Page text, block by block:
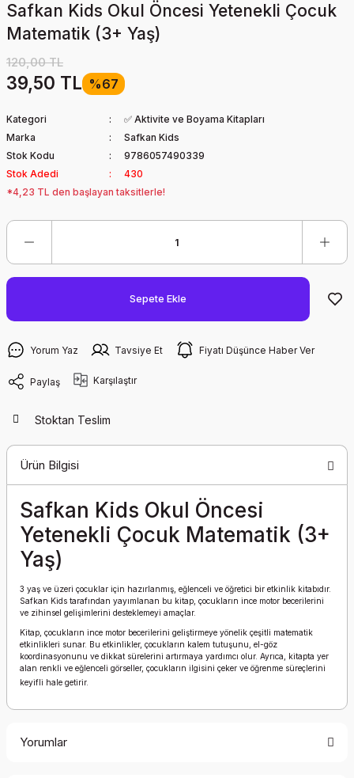
Safkan Kids Okul Öncesi Yetenekli Çocuk
Matematik (3+ Yaş)
120,00 TL
39,50 TL %67
Kategori
✅ Aktivite ve Boyama Kitapları
Marka
Safkan Kids
Stok Kodu
9786057490339
Stok Adedi
430
*4,23 TL den başlayan taksitlerle!
Sepete Ekle
Yorum Yaz Tavsiye Et Fiyatı Düşünce Haber Ver
Paylaş Karşılaştır
Stoktan Teslim
Ürün Bilgisi
Safkan Kids Okul Öncesi
Yetenekli Çocuk Matematik (3+
Yaş)
3 yaş ve üzeri çocuklar için hazırlanmış, eğlenceli ve öğretici bir etkinlik kitabıdır.
Safkan Kids tarafından yayımlanan bu kitap, çocukların ince motor becerilerini
ve zihinsel gelişimlerini desteklemeyi amaçlar.
Kitap, çocukların ince motor becerilerini geliştirmeye yönelik çeşitli matematik
etkinlikleri sunar. Bu etkinlikler, çocukların kalem tutuşunu, el-göz
koordinasyonunu ve dikkat sürelerini artırmaya yardımcı olur. Ayrıca, kitapta yer
alan renkli ve eğlenceli görseller, çocukların ilgisini çeker ve öğrenme süreçlerini
keyifli hale getirir.
Yorumlar